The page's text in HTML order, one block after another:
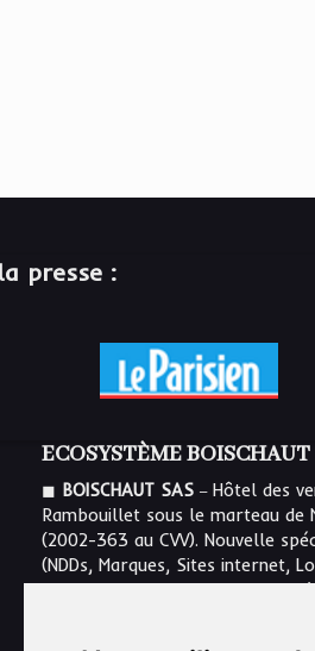
presse :
ECOSYSTÈME BOISCHAUT
◼ BOISCHAUT SAS
Hôtel des
Rambouillet sous le marteau de
(2002-363 au CVV). Nouvelle
(NDDs, Marques, Sites internet,
digital NFT, collectibles NFT, etc.)